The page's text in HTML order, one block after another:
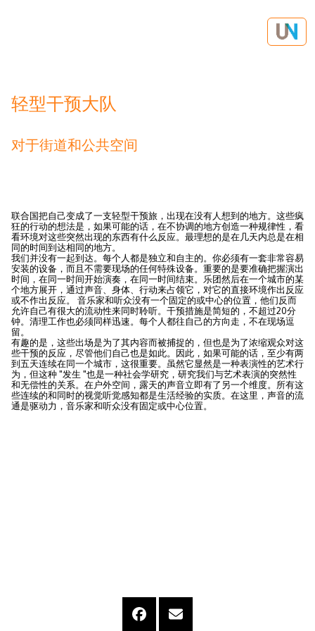
轻型干预大队
对于街道和公共空间
联合国把自己变成了一支轻型干预旅，出现在没有人想到的地方。这些疯
狂的行动的想法是，如果可能的话，在不协调的地方创造一种规律性，看
看环境对这些突然出现的东西有什么反应。最理想的是在几天内总是在相
同的时间到达相同的地方。
我们并没有一起到达。每个人都是独立和自主的。你必须有一套非常容易
安装的设备，而且不需要现场的任何特殊设备。重要的是要准确把握演出
时间，在同一时间开始演奏，在同一时间结束。乐团然后在一个城市的某
个地方展开，通过声音、身体、行动来占领它，对它的直接环境作出反应
或不作出反应。 音乐家和听众没有一个固定的或中心的位置，他们反而
允许自己有很大的流动性来同时聆听。干预措施是简短的，不超过20分
钟。清理工作也必须同样迅速。每个人都往自己的方向走，不在现场逗
留。
有趣的是，这些出场是为了其内容而被捕捉的，但也是为了浓缩观众对这
些干预的反应，尽管他们自己也是如此。因此，如果可能的话，至少有两
到五天连续在同一个城市，这很重要。虽然它显然是一种表演性的艺术行
为，但这种 "发生 "也是一种社会学研究，研究我们与艺术表演的突然性
和无偿性的关系。在户外空间，露天的声音立即有了另一个维度。所有这
些连续的和同时的视觉听觉感知都是生活经验的实质。在这里，声音的流
通是驱动力，音乐家和听众没有固定或中心位置。